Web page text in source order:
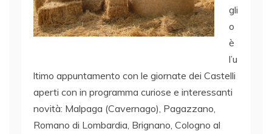
gli
o
è
l’u
ltimo appuntamento con le giornate dei Castelli
aperti con in programma curiose e interessanti
novità: Malpaga (Cavernago), Pagazzano,
Romano di Lombardia, Brignano, Cologno al